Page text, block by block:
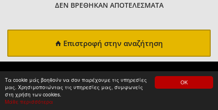
ΟΚ
Τα cookie μάς βοηθούν να σου παρέχουμε τις υπηρεσίες
μας. Χρησιμοποιώντας τις υπηρεσίες μας, συμφωνείς
στη χρήση των cookies.
Μάθε περισσότερα
ΔΕΝ ΒΡΕΘΗΚΑΝ ΑΠΟΤΕΛΕΣΜΑΤΑ
Επιστροφή στην αναζήτηση